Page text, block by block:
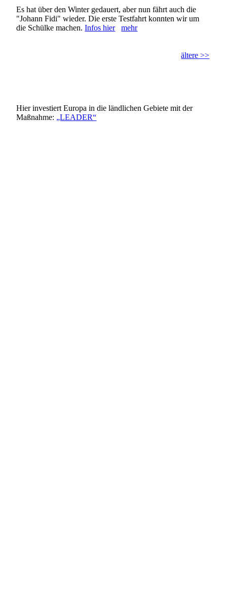
Es hat über den Winter gedauert, aber nun fährt auch die
"Johann Fidi" wieder. Die erste Testfahrt konnten wir um
die Schülke machen.Infos hier mehr
ältere >>
Hier investiert Europa in die ländlichen Gebiete mit der
Maßnahme: „LEADER“